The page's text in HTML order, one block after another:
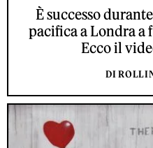
È successo
pacifica a Londra a
Ecco il
DI